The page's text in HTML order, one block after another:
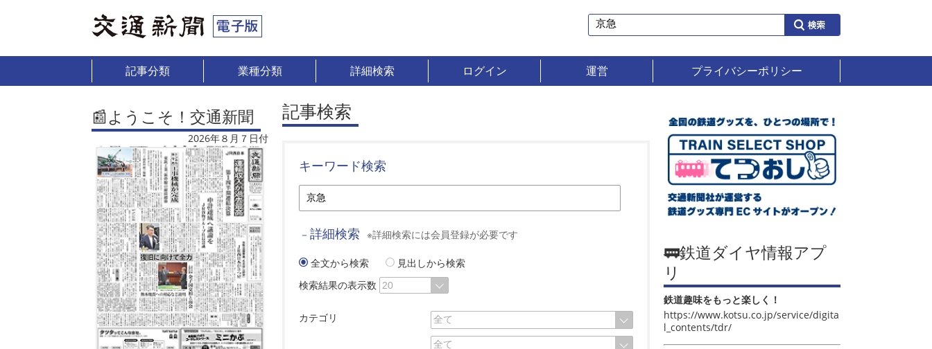
記事分類 業種分類 詳細検索 ログイン 運営 プライバシーポリシー
📰ようこそ！交通新聞
2026年８月７日付
記事検索
キーワード検索
－ 詳細検索 ※詳細検索には会員登録が必要です
全文から検索
見出しから検索
検索結果の表示数
カテゴリ
🚃鉄道ダイヤ情報アプ
リ
鉄道趣味をもっと楽しく！
https://www.kotsu.co.jp/service/digita
l_contents/tdr/